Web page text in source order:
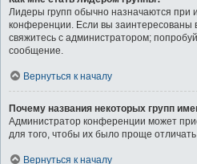
Лидеры групп обычно назначаются при
конференции. Если вы заинтересованы
свяжитесь с администратором;
сообщение.
Вернуться к началу
Почему названия некоторых групп
Администратор конференции может
для того, чтобы их было проще отличать
Вернуться к началу